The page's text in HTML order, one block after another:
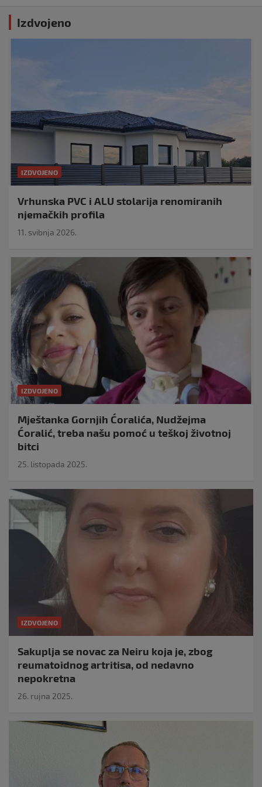
Izdvojeno
IZDVOJENO
Vrhunska PVC i ALU stolarija renomiranih
njemačkih profila
11. svibnja 2026.
IZDVOJENO
Mještanka Gornjih Ćoralića, Nudžejma
Ćoralić, treba našu pomoć u teškoj životnoj
bitci
25. listopada 2025.
IZDVOJENO
Sakuplja se novac za Neiru koja je, zbog
reumatoidnog artritisa, od nedavno
nepokretna
26. rujna 2025.